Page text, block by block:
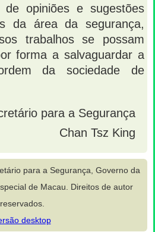
opiniões e sugestões
da área da segurança,
trabalhos se possam
forma a salvaguardar a
da sociedade de
para a Segurança
Chan Tsz King
para a Segurança, Governo da
de Macau. Direitos de autor
reservados.
desktop